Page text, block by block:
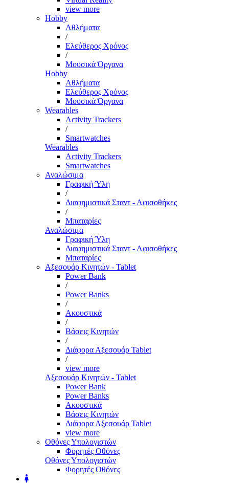
view more
Hobby
Αθλήματα
/
Ελεύθερος Χρόνος
/
Μουσικά Όργανα
Hobby
Αθλήματα
Ελεύθερος Χρόνος
Μουσικά Όργανα
Wearables
Activity Trackers
/
Smartwatches
Wearables
Activity Trackers
Smartwatches
Αναλώσιμα
Γραφική Ύλη
/
Διαφημιστικά Σταντ - Αφισοθήκες
/
Μπαταρίες
Αναλώσιμα
Γραφική Ύλη
Διαφημιστικά Σταντ - Αφισοθήκες
Μπαταρίες
Αξεσουάρ Κινητών - Tablet
Power Bank
/
Power Banks
/
Ακουστικά
/
Βάσεις Κινητών
/
Διάφορα Αξεσουάρ Tablet
/
view more
Αξεσουάρ Κινητών - Tablet
Power Bank
Power Banks
Ακουστικά
Βάσεις Κινητών
Διάφορα Αξεσουάρ Tablet
view more
Οθόνες Υπολογιστών
Φορητές Οθόνες
Οθόνες Υπολογιστών
Φορητές Οθόνες